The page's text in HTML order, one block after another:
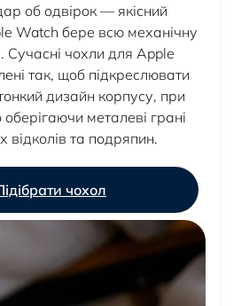
об одвірок — якісний
Watch бере всю механічну
Сучасні чохли для Apple
так, щоб підкреслювати
дизайн корпусу, при
металеві грані
відколів та подряпин.
чохол